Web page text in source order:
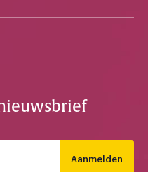
Aanmelden